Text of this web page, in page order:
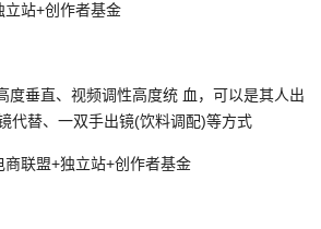
立站+创作者基金
度垂直、视频调性高度统 血，可以是其人出
代替、一双手出镜(饮料调配)等方式
联盟+独立站+创作者基金